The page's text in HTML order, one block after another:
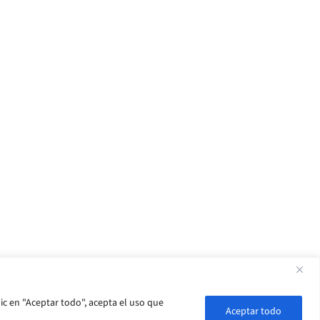
en "Aceptar todo", acepta el uso que
Aceptar todo